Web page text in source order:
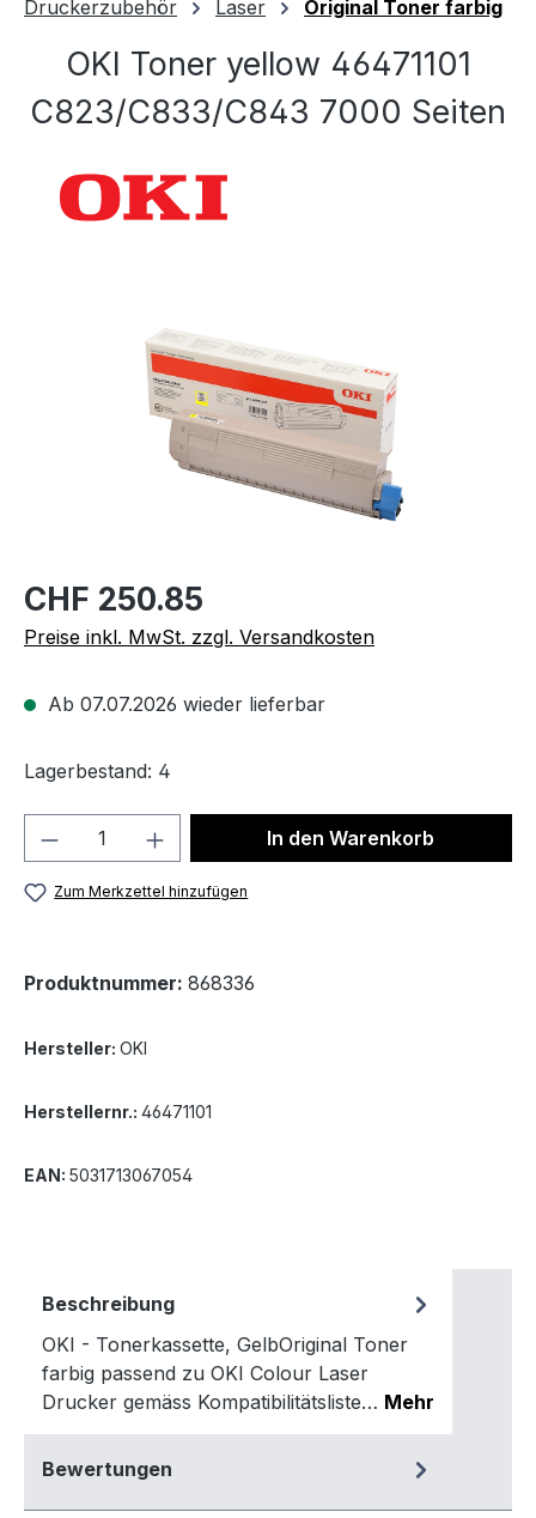
Druckerzubehör Laser Original Toner farbig
OKI Toner yellow 46471101
C823/C833/C843 7000 Seiten
CHF 250.85
Preise inkl. MwSt. zzgl. Versandkosten
Ab 07.07.2026 wieder lieferbar
Lagerbestand: 4
Produkt Anzahl: Gib denIn den Warenkorb
Zum Merkzettel hinzufügen
Produktnummer: 868336
Hersteller: OKI
Herstellernr.: 46471101
EAN: 5031713067054
Beschreibung
OKI - Tonerkassette, GelbOriginal Toner
farbig passend zu OKI Colour Laser
Drucker gemäss Kompatibilitätsliste… Mehr
Bewertungen